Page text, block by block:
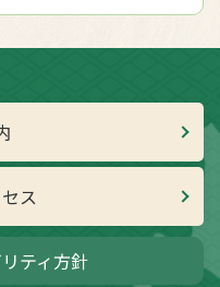
ス
ティ方針